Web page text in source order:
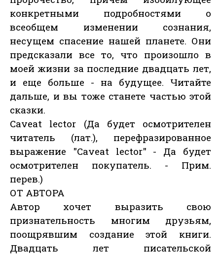
конкретными подробностями о
всеобщем изменении сознания,
несущем спасение нашей планете. Они
предсказали все то, что произошло в
моей жизни за последние двадцать лет,
и еще больше - на будущее. Читайте
дальше, и вы тоже станете частью этой
сказки.
Caveat lector (Да будет осмотрителен
читатель (лат.), перефразированное
выражение "Caveat lector" - Да будет
осмотрителен покупатель. - Прим.
перев.)
ОТ АВТОРА
Автор хочет выразить свою
признательность многим друзьям,
поощрявшим создание этой книги.
Двадцать лет писательской